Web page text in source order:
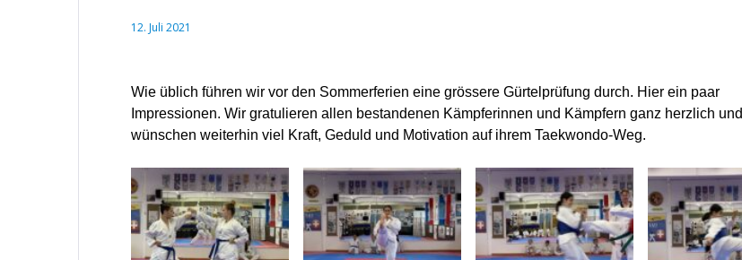
12. Juli 2021
Wie üblich führen wir vor den Sommerferien eine grössere Gürtelprüfung durch. Hier ein paar
Impressionen. Wir gratulieren allen bestandenen Kämpferinnen und Kämpfern ganz herzlich und
wünschen weiterhin viel Kraft, Geduld und Motivation auf ihrem Taekwondo-Weg.